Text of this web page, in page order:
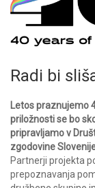
Radi bi
Letos praznujemo
priložnosti se bo
pripravljamo v
zgodovine
Partnerji projekta
prepoznavanja